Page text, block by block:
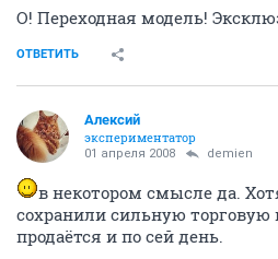
О! Переходная модель!
ОТВЕТИТЬ
Алексий
экспериментатор
01 апреля 2008 demien
в некотором смысле да.
сохранили сильную
продаётся и по сей день.